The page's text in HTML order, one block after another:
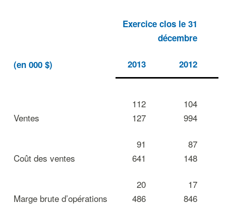
Exercice clos le 31
décembre
(en 000 $) 2013 2012
Ventes
112
127
104
994
Coût des ventes
91
641
87
148
Marge brute d’opérations
20
486
17
846